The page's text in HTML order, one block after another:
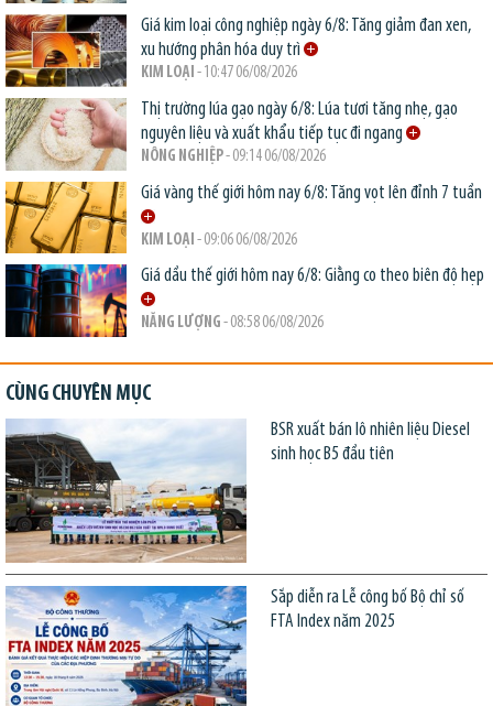
Giá kim loại công nghiệp ngày 6/8: Tăng giảm đan xen,
xu hướng phân hóa duy trì
KIM LOẠI - 10:47 06/08/2026
Thị trường lúa gạo ngày 6/8: Lúa tươi tăng nhẹ, gạo
nguyên liệu và xuất khẩu tiếp tục đi ngang
NÔNG NGHIỆP- 09:14 06/08/2026
Giá vàng thế giới hôm nay 6/8: Tăng vọt lên đỉnh 7 tuần
KIM LOẠI - 09:06 06/08/2026
Giá dầu thế giới hôm nay 6/8: Giằng co theo biên độ hẹp
NĂNG LƯỢNG - 08:58 06/08/2026
CÙNG CHUYÊN MỤC
BSR xuất bán lô nhiên liệu Diesel
sinh học B5 đầu tiên
Sắp diễn ra Lễ công bố Bộ chỉ số
FTA Index năm 2025